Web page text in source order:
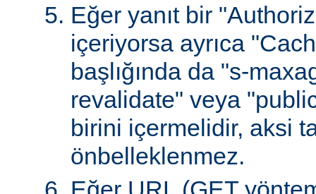
Eğer yanıt bir
içeriyorsa ayrıca
başlığında da "s-
revalidate" veya
birini içermelidir, aksi
önbelleklenmez.